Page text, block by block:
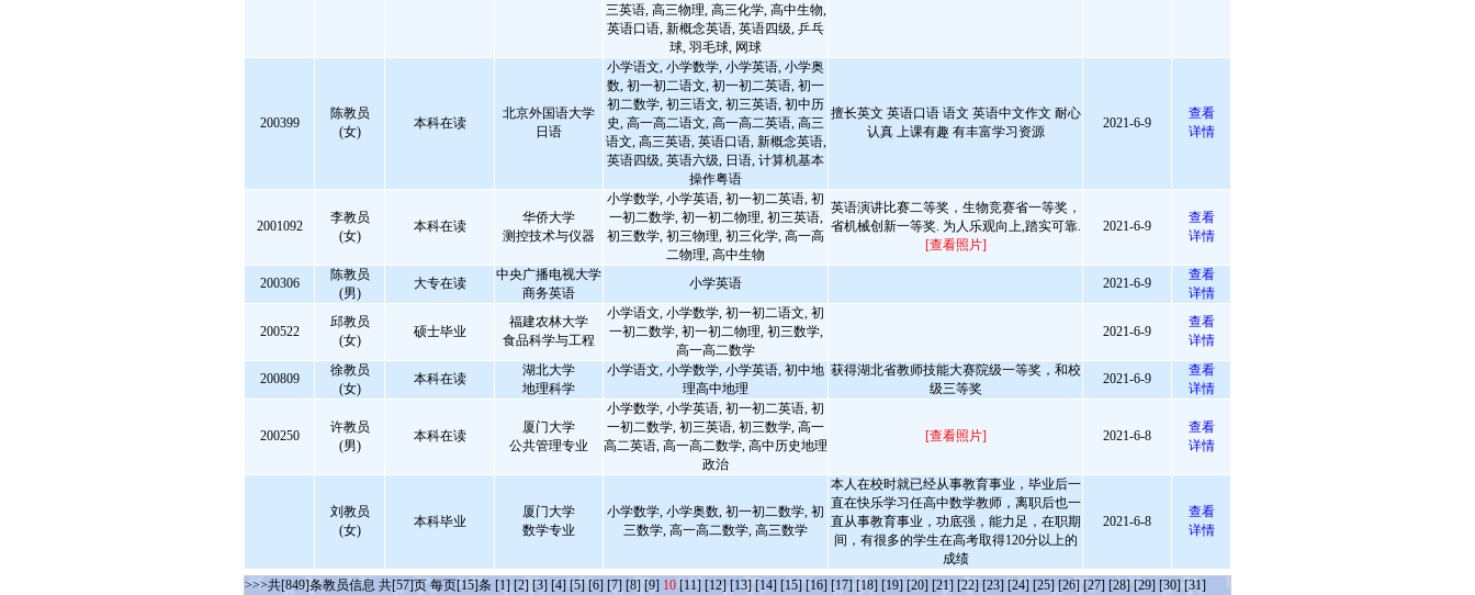
三英语, 高三物理, 高三化学, 高中生物,
英语口语, 新概念英语, 英语四级, 乒乓
球, 羽毛球, 网球
200399
陈教员
(女)
本科在读
北京外国语大学
日语
小学语文, 小学数学, 小学英语, 小学奥
数, 初一初二语文, 初一初二英语, 初一
初二数学, 初三语文, 初三英语, 初中历
史, 高一高二语文, 高一高二英语, 高三
语文, 高三英语, 英语口语, 新概念英语,
英语四级, 英语六级, 日语, 计算机基本
操作粤语
擅长英文 英语口语 语文 英语中文作文 耐心
认真 上课有趣 有丰富学习资源
2021-6-9
查看
详情
2001092
李教员
(女)
本科在读
华侨大学
测控技术与仪器
小学数学, 小学英语, 初一初二英语, 初
一初二数学, 初一初二物理, 初三英语,
初三数学, 初三物理, 初三化学, 高一高
二物理, 高中生物
英语演讲比赛二等奖，生物竞赛省一等奖，
省机械创新一等奖. 为人乐观向上,踏实可靠.
[查看照片]
2021-6-9
查看
详情
200306
陈教员
(男)
大专在读
中央广播电视大学
商务英语
小学英语 2021-6-9
查看
详情
200522
邱教员
(女)
硕士毕业
福建农林大学
食品科学与工程
小学语文, 小学数学, 初一初二语文, 初
一初二数学, 初一初二物理, 初三数学,
高一高二数学
2021-6-9
查看
详情
200809
徐教员
(女)
本科在读
湖北大学
地理科学
小学语文, 小学数学, 小学英语, 初中地
理高中地理
获得湖北省教师技能大赛院级一等奖，和校
级三等奖
2021-6-9
查看
详情
200250
许教员
(男)
本科在读
厦门大学
公共管理专业
小学数学, 小学英语, 初一初二英语, 初
一初二数学, 初三英语, 初三数学, 高一
高二英语, 高一高二数学, 高中历史地理
政治
[查看照片] 2021-6-8
查看
详情
刘教员
(女)
本科毕业
厦门大学
数学专业
小学数学, 小学奥数, 初一初二数学, 初
三数学, 高一高二数学, 高三数学
本人在校时就已经从事教育事业，毕业后一
直在快乐学习任高中数学教师，离职后也一
直从事教育事业，功底强，能力足，在职期
间，有很多的学生在高考取得120分以上的
成绩
2021-6-8
查看
详情
>>>共[849]条教员信息 共[57]页 每页[15]条 [1] [2] [3] [4] [5] [6] [7] [8] [9] 10 [11] [12] [13] [14] [15] [16] [17] [18] [19] [20] [21] [22] [23] [24] [25] [26] [27] [28] [29] [30] [31]